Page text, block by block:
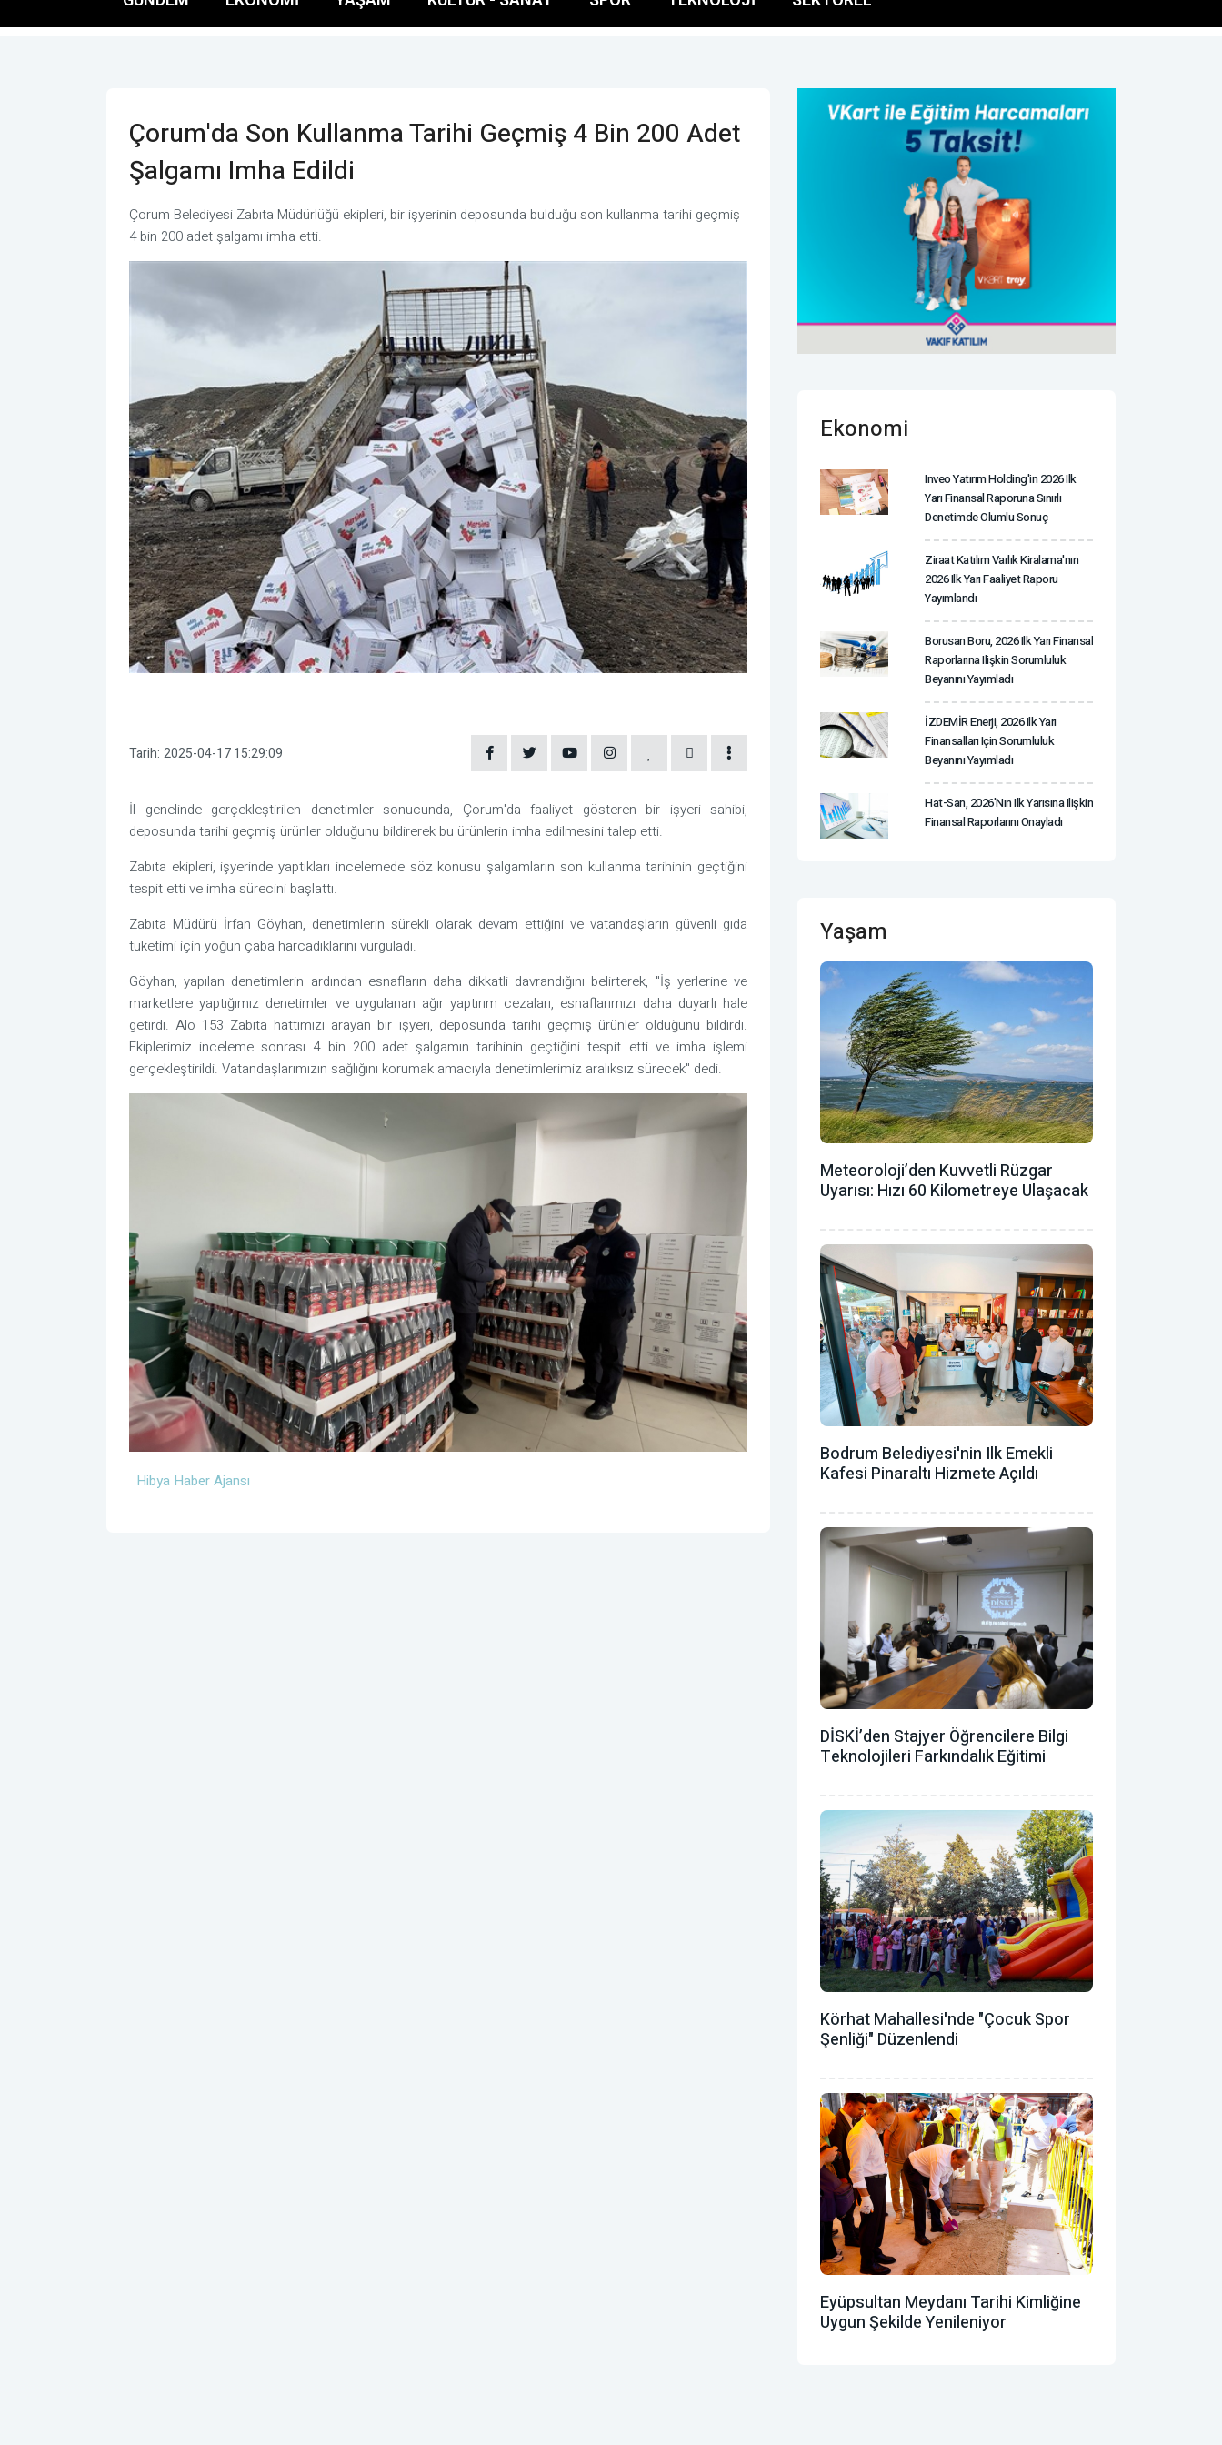
Çorum'da Son Kullanma Tarihi Geçmiş 4 Bin 200 Adet
Şalgamı Imha Edildi
Çorum Belediyesi Zabıta Müdürlüğü ekipleri, bir işyerinin deposunda bulduğu son kullanma tarihi geçmiş
4 bin 200 adet şalgamı imha etti.
Tarih: 2025-04-17 15:29:09
İl genelinde gerçekleştirilen denetimler sonucunda, Çorum'da faaliyet gösteren bir işyeri sahibi,
deposunda tarihi geçmiş ürünler olduğunu bildirerek bu ürünlerin imha edilmesini talep etti.
Zabıta ekipleri, işyerinde yaptıkları incelemede söz konusu şalgamların son kullanma tarihinin geçtiğini
tespit etti ve imha sürecini başlattı.
Zabıta Müdürü İrfan Göyhan, denetimlerin sürekli olarak devam ettiğini ve vatandaşların güvenli gıda
tüketimi için yoğun çaba harcadıklarını vurguladı.
Göyhan, yapılan denetimlerin ardından esnafların daha dikkatli davrandığını belirterek, "İş yerlerine ve
marketlere yaptığımız denetimler ve uygulanan ağır yaptırım cezaları, esnaflarımızı daha duyarlı hale
getirdi. Alo 153 Zabıta hattımızı arayan bir işyeri, deposunda tarihi geçmiş ürünler olduğunu bildirdi.
Ekiplerimiz inceleme sonrası 4 bin 200 adet şalgamın tarihinin geçtiğini tespit etti ve imha işlemi
gerçekleştirildi. Vatandaşlarımızın sağlığını korumak amacıyla denetimlerimiz aralıksız sürecek" dedi.
Hibya Haber Ajansı
Ekonomi
Inveo Yatırım Holding'in 2026 Ilk
Yarı Finansal Raporuna Sınırlı
Denetimde Olumlu Sonuç
Ziraat Katılım Varlık Kiralama'nın
2026 Ilk Yarı Faaliyet Raporu
Yayımlandı
Borusan Boru, 2026 Ilk Yarı Finansal
Raporlarına Ilişkin Sorumluluk
Beyanını Yayımladı
İZDEMİR Enerji, 2026 Ilk Yarı
Finansalları Için Sorumluluk
Beyanını Yayımladı
Hat-San, 2026'nın Ilk Yarısına Ilişkin
Finansal Raporlarını Onayladı
Yaşam
Meteoroloji’den Kuvvetli Rüzgar
Uyarısı: Hızı 60 Kilometreye Ulaşacak
Bodrum Belediyesi'nin Ilk Emekli
Kafesi Pinaraltı Hizmete Açıldı
DİSKİ’den Stajyer Öğrencilere Bilgi
Teknolojileri Farkındalık Eğitimi
Körhat Mahallesi'nde "Çocuk Spor
Şenliği" Düzenlendi
Eyüpsultan Meydanı Tarihi Kimliğine
Uygun Şekilde Yenileniyor